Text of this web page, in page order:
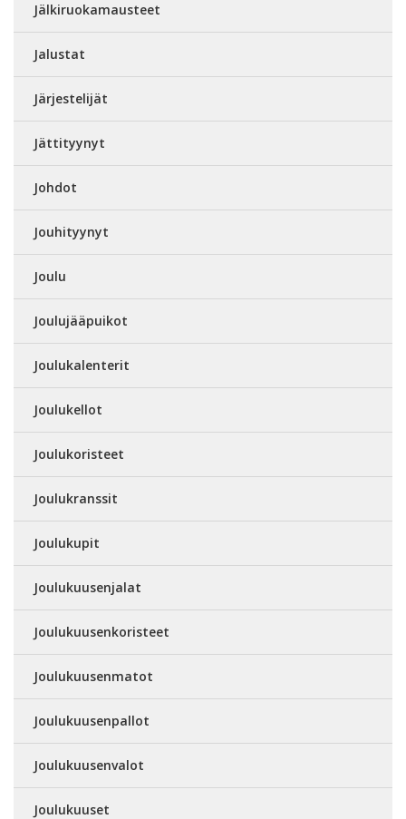
Jälkiruokamausteet
Jalustat
Järjestelijät
Jättityynyt
Johdot
Jouhityynyt
Joulu
Joulujääpuikot
Joulukalenterit
Joulukellot
Joulukoristeet
Joulukranssit
Joulukupit
Joulukuusenjalat
Joulukuusenkoristeet
Joulukuusenmatot
Joulukuusenpallot
Joulukuusenvalot
Joulukuuset